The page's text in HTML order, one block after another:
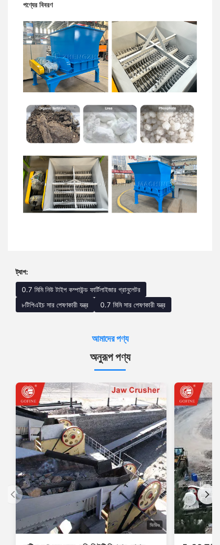
পণ্যের বিবরণ
ট্যাগ:
0.7 মিমি নিউ টাইপ কম্পাউন্ড ফার্টিলাইজার গ্রানুলেটর
৮টিপিএইচ সার পেষণকারী যন্ত্র
0.7 মিমি সার পেষণকারী যন্ত্র
আমাদের পণ্য
অনুরূপ পণ্য
ভিডিও